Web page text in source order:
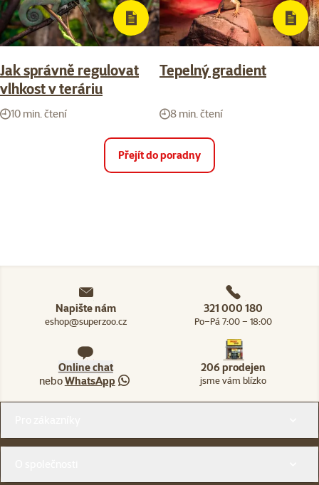
Jak správně regulovat
vlhkost v teráriu
10 min. čtení
Tepelný gradient
8 min. čtení
Přejít do poradny
Napište nám
eshop@superzoo.cz
321 000 180
Po–Pá 7:00 – 18:00
Online chat
neboWhatsApp
206 prodejen
jsme vám blízko